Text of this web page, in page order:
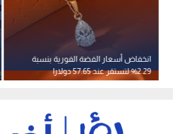
انخفاض أسعار الفضة الفورية بنسبة
2.29% لتستقر عند 57.65 دولارا
للأونصة